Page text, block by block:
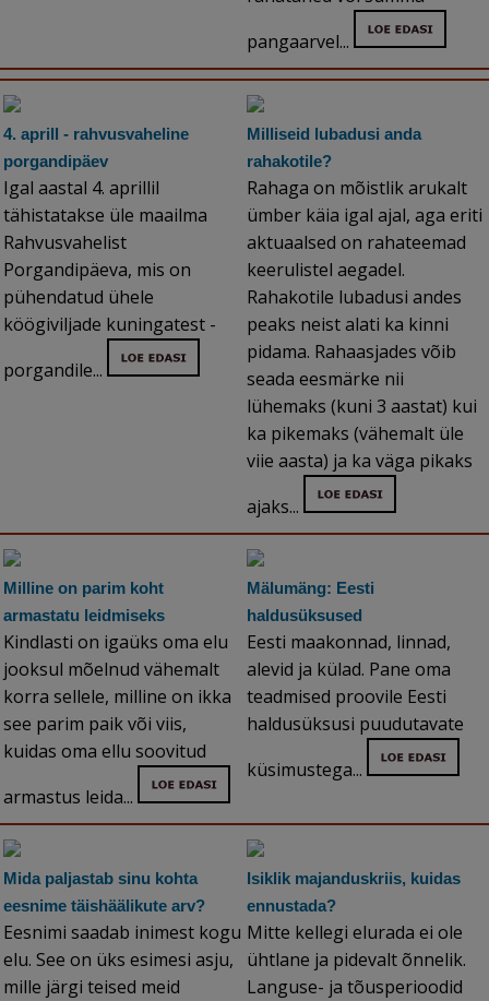
pangaarvel...
4. aprill - rahvusvaheline
porgandipäev
Igal aastal 4. aprillil
tähistatakse üle maailma
Rahvusvahelist
Porgandipäeva, mis on
pühendatud ühele
köögiviljade kuningatest -
porgandile...
Milliseid lubadusi anda
rahakotile?
Rahaga on mõistlik arukalt
ümber käia igal ajal, aga eriti
aktuaalsed on rahateemad
keerulistel aegadel.
Rahakotile lubadusi andes
peaks neist alati ka kinni
pidama. Rahaasjades võib
seada eesmärke nii
lühemaks (kuni 3 aastat) kui
ka pikemaks (vähemalt üle
viie aasta) ja ka väga pikaks
ajaks...
Milline on parim koht
armastatu leidmiseks
Kindlasti on igaüks oma elu
jooksul mõelnud vähemalt
korra sellele, milline on ikka
see parim paik või viis,
kuidas oma ellu soovitud
armastus leida...
Mälumäng: Eesti
haldusüksused
Eesti maakonnad, linnad,
alevid ja külad. Pane oma
teadmised proovile Eesti
haldusüksusi puudutavate
küsimustega...
Mida paljastab sinu kohta
eesnime täishäälikute arv?
Eesnimi saadab inimest kogu
elu. See on üks esimesi asju,
mille järgi teised meid
Isiklik majanduskriis, kuidas
ennustada?
Mitte kellegi elurada ei ole
ühtlane ja pidevalt õnnelik.
Languse- ja tõusperioodid